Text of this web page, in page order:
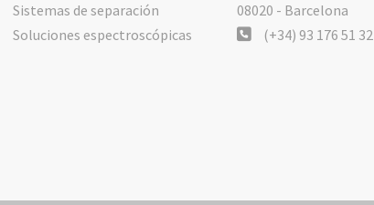
Sistemas de separación
Soluciones espectroscópicas
08020 - Barcelona
(+34) 93 176 51 32